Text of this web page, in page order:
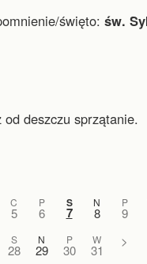
święto: św.
deszczu sprzątanie.
C
5
P
6
S
7
N
8
P
9
S
28
N
29
P
30
W
31
>